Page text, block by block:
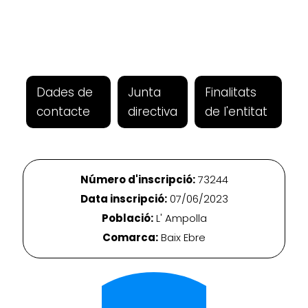
Dades de
contacte
Junta
directiva
Finalitats
de l'entitat
Número d'inscripció:73244
Data inscripció:07/06/2023
Població:L' Ampolla
Comarca:Baix Ebre